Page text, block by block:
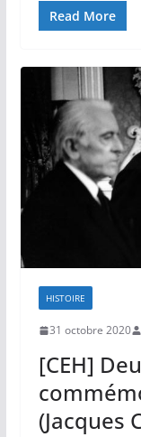
Read More
HISTOIRE
31 octobre 2020
[CEH]
(Jacques